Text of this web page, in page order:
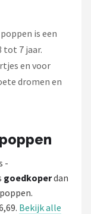
is een
tot 7 jaar.
en voor
dromen en
-
goedkoperdan
Bekijk alle